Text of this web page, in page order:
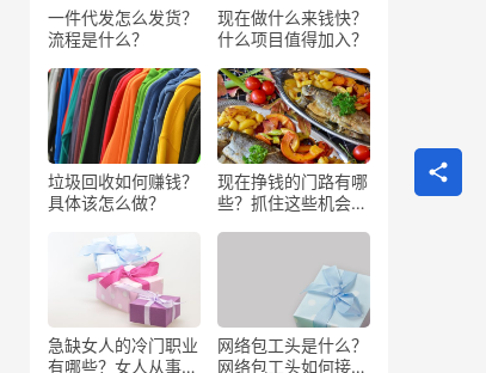
一件代发怎么发货？
流程是什么？
现在做什么来钱快？
什么项目值得加入？
垃圾回收如何赚钱？
具体该怎么做？
现在挣钱的门路有哪
些？抓住这些机会闷
急缺女人的冷门职业
有哪些？女人从事哪
网络包工头是什么？
网络包工头如何接业